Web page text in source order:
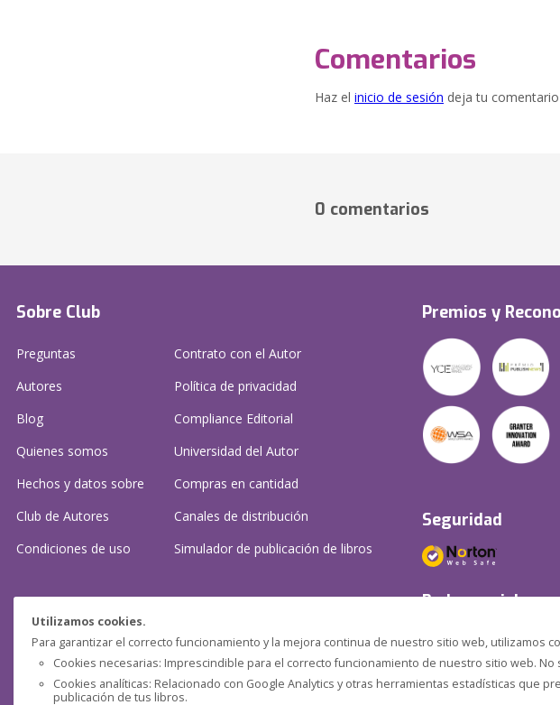
Utilizamos cookies.
Para garantizar el correcto funcionamiento y la mejora continua de nuestro sitio web, utilizamos
Cookies necesarias: Imprescindible para el correcto funcionamiento de nuestro sitio web.
Cookies analíticas: Relacionado con Google Analytics y otras herramientas estadísticas que
publicación de tus libros.
Comentarios
Haz el inicio de sesión deja tu
0 comentarios
Sobre Club
Preguntas
Autores
Blog
Quienes somos
Hechos y datos sobre
Club de Autores
Condiciones de uso
Contrato con el Autor
Política de privacidad
Compliance Editorial
Universidad del Autor
Compras en cantidad
Canales de distribución
Simulador de publicación de libros
¿Necesitas ayuda?
Preguntas frecuentes
Contacta con nosotros: (contacto@clubdeautores.com )
Premios y
Seguridad
Redes sociales